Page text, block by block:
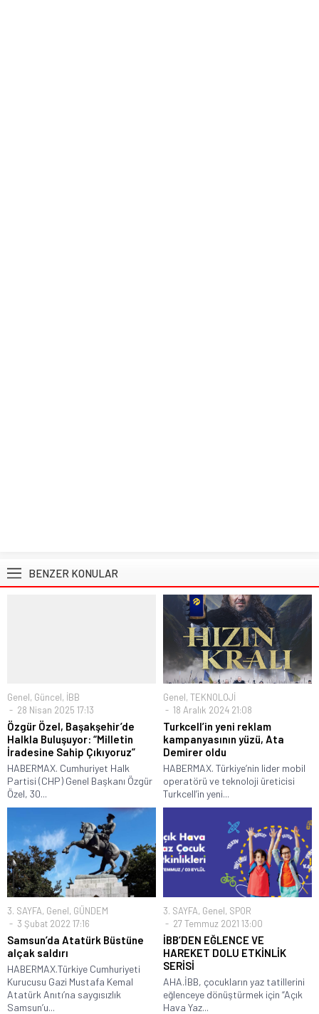
BENZER KONULAR
Genel, Güncel, İBB
28 Nisan 2025 17:13
Özgür Özel, Başakşehir’de
Halkla Buluşuyor: “Milletin
İradesine Sahip Çıkıyoruz”
HABERMAX. Cumhuriyet Halk
Partisi (CHP) Genel Başkanı Özgür
Özel, 30...
Genel, TEKNOLOJİ
18 Aralık 2024 21:08
Turkcell’in yeni reklam
kampanyasının yüzü, Ata
Demirer oldu
HABERMAX. Türkiye’nin lider mobil
operatörü ve teknoloji üreticisi
Turkcell’in yeni...
3. SAYFA, Genel, GÜNDEM
3 Şubat 2022 17:16
Samsun’da Atatürk Büstüne
alçak saldırı
HABERMAX.Türkiye Cumhuriyeti
Kurucusu Gazi Mustafa Kemal
Atatürk Anıtı’na saygısızlık
Samsun’u...
3. SAYFA, Genel, SPOR
27 Temmuz 2021 13:00
İBB’DEN EĞLENCE VE
HAREKET DOLU ETKİNLİK
SERİSİ
AHA.İBB, çocukların yaz tatillerini
eğlenceye dönüştürmek için “Açık
Hava Yaz...